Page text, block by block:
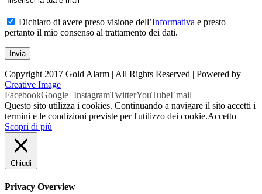
Dichiaro di avere preso visione dell’Informativa e presto
pertanto il mio consenso al trattamento dei dati.
Copyright 2017 Gold Alarm | All Rights Reserved | Powered by
Creative Image
FacebookGoogle+InstagramTwitterYouTubeEmail
Questo sito utilizza i cookies. Continuando a navigare il sito accetti i
termini e le condizioni previste per l'utilizzo dei cookie.Accetto
Scopri di più
Chiudi
Privacy Overview